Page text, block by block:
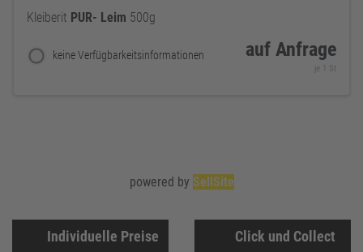
Kleiberit PUR- Leim 500g
keine Verfügbarkeitsinformationen auf Anfrage
je 1 St
Individuelle Preise Click und Collect
powered by SellSite